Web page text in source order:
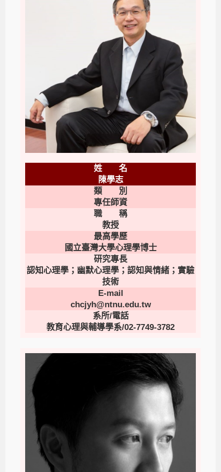
姓 名
陳學志
類 別
專任師資
職 稱
教授
最高學歷
國立臺灣大學心理學博士
研究專長
認知心理學；幽默心理學；認知與情緒；實驗
技術
E-mail
chcjyh@ntnu.edu.tw
系所/電話
教育心理與輔導學系/02-7749-3782